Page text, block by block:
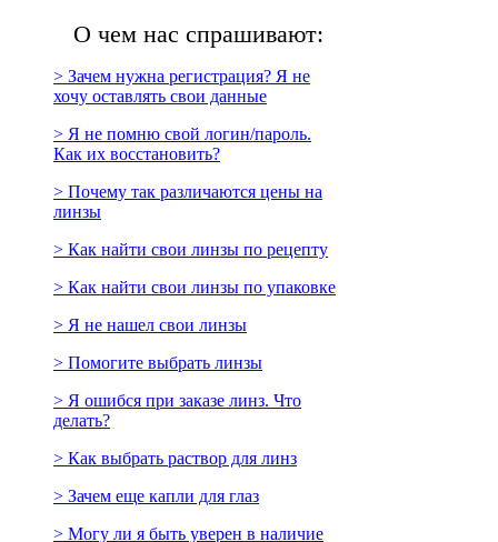
О чем нас спрашивают:
> Зачем нужна регистрация? Я не
хочу оставлять свои данные
> Я не помню свой логин/пароль.
Как их восстановить?
> Почему так различаются цены на
линзы
> Как найти свои линзы по рецепту
> Как найти свои линзы по упаковке
> Я не нашел свои линзы
> Помогите выбрать линзы
> Я ошибся при заказе линз. Что
делать?
> Как выбрать раствор для линз
> Зачем еще капли для глаз
> Могу ли я быть уверен в наличие